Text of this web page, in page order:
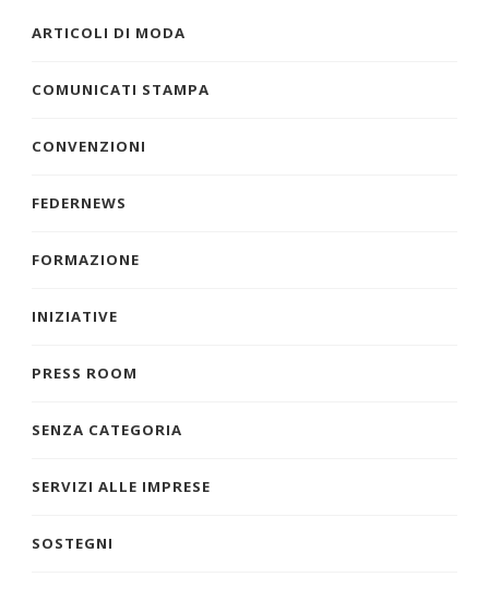
ARTICOLI DI MODA
COMUNICATI STAMPA
CONVENZIONI
FEDERNEWS
FORMAZIONE
INIZIATIVE
PRESS ROOM
SENZA CATEGORIA
SERVIZI ALLE IMPRESE
SOSTEGNI